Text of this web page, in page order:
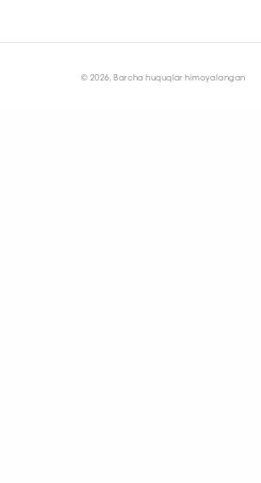
© 2026, Barcha huquqlar himoyalangan